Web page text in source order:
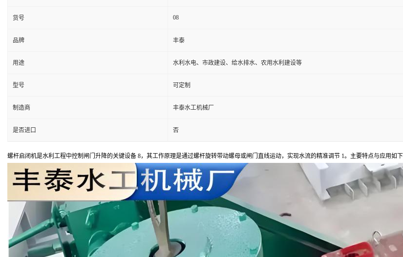
货号 08
品牌 丰泰
用途 水利水电、市政建设、给水排水、农用水利建设等
型号 可定制
制造商 丰泰水工机械厂
是否进口 否
螺杆启闭机是水利工程中控制闸门升降的关键设备 8，其工作原理是通过螺杆旋转带动螺母或闸门直线运动，实现水流的精准调节 1。主要特点与应用如下